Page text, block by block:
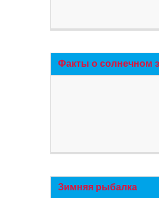
Факты о солнечном
Зимняя рыбалка